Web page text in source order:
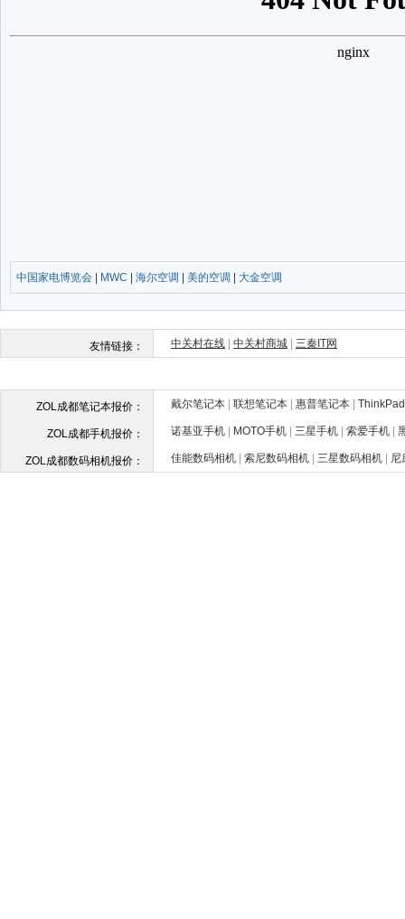
中国家电博览会 MWC 海尔空调 美的空调 大金空调
ZOL成都笔记本报价： 戴尔笔记本 联想笔记本 惠普笔记本
ZOL成都手机报价： 诺基亚手机 MOTO手机 三星手机 索爱手机
ZOL成都数码相机报价： 佳能数码相机 索尼数码相机 三星数码相机 尼